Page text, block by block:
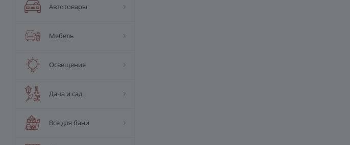
Автотовары
Мебель
Освещение
Дача и сад
Все для бани